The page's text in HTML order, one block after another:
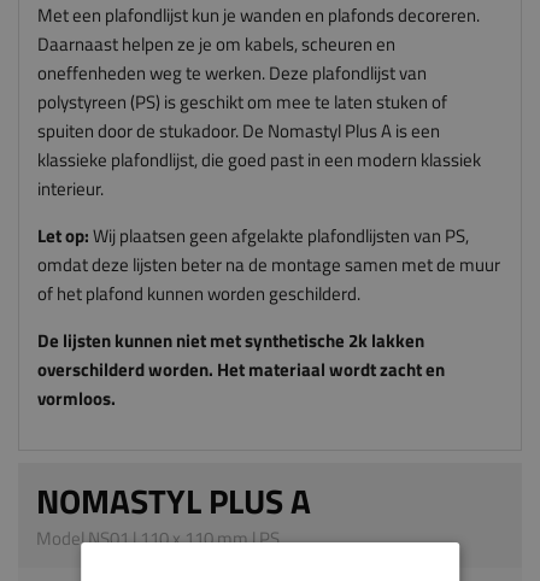
Met een plafondlijst kun je wanden en plafonds decoreren.
Daarnaast helpen ze je om kabels, scheuren en
oneffenheden weg te werken. Deze plafondlijst van
polystyreen (PS) is geschikt om mee te laten stuken of
spuiten door de stukadoor. De Nomastyl Plus A is een
klassieke plafondlijst, die goed past in een modern klassiek
interieur.
Let op:Wij plaatsen geen afgelakte plafondlijsten van PS,
omdat deze lijsten beter na de montage samen met de muur
of het plafond kunnen worden geschilderd.
De lijsten kunnen niet met synthetische 2k lakken
overschilderd worden. Het materiaal wordt zacht en
vormloos.
NOMASTYL PLUS A
Model NS01 | 110 x 110 mm | PS